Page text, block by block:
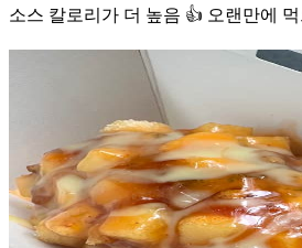
소스 칼로리가 더 높음 👍 오랜만에